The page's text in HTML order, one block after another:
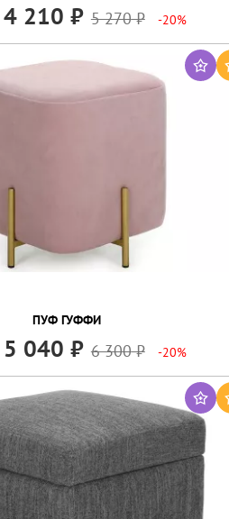
4 210 5 270 -20%
ПУФ ГУФФИ
5 040 6 300 -20%